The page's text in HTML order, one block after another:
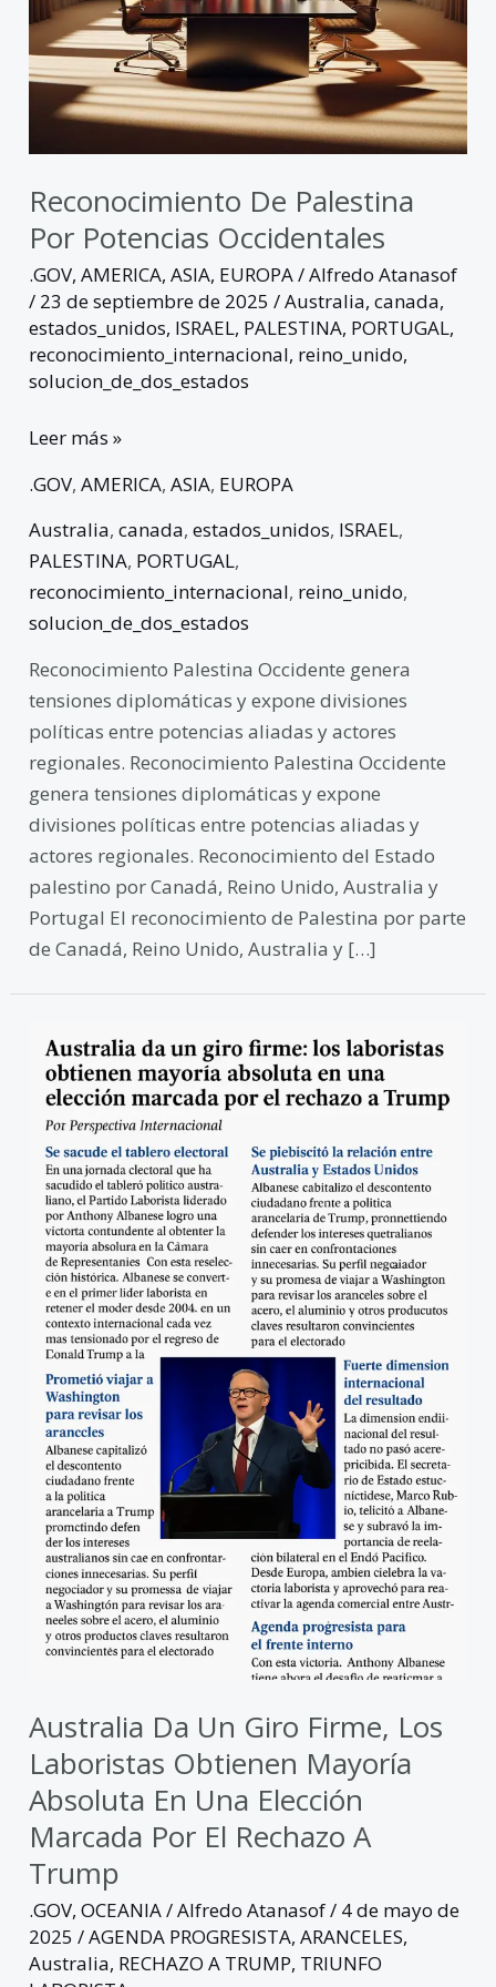
Reconocimiento De Palestina
Por Potencias Occidentales
.GOV,AMERICA,ASIA, EUROPA/Alfredo Atanasof
/ 23 de septiembre de 2025/Australia,canada,
estados_unidos, ISRAEL, PALESTINA, PORTUGAL,
reconocimiento_internacional, reino_unido,
solucion_de_dos_estados
Leer más »
.GOV,AMERICA,ASIA, EUROPA
Australia,canada,estados_unidos, ISRAEL,
PALESTINA, PORTUGAL,
reconocimiento_internacional, reino_unido,
solucion_de_dos_estados
Reconocimiento Palestina Occidente genera
tensiones diplomáticas y expone divisiones
políticas entre potencias aliadas y actores
regionales. Reconocimiento Palestina Occidente
genera tensiones diplomáticas y expone
divisiones políticas entre potencias aliadas y
actores regionales. Reconocimiento del Estado
palestino por Canadá, Reino Unido, Australia y
Portugal El reconocimiento de Palestina por parte
de Canadá, Reino Unido, Australia y […]
Australia Da Un Giro Firme, Los
Laboristas Obtienen Mayoría
Absoluta En Una Elección
Marcada Por El Rechazo A
Trump
.GOV,OCEANIA/Alfredo Atanasof/ 4 de mayo de
2025/AGENDA PROGRESISTA,ARANCELES,
Australia, RECHAZO A TRUMP, TRIUNFO
Australia
da
un
giro
firme,
los
laboristas
obtienen
mayoría
absoluta
en
una
elección
marcada
por
rechazo
Trump